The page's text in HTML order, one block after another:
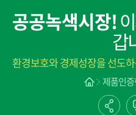
공공녹색시장!
갑
환경보호와 경제성장을 선도
제품인